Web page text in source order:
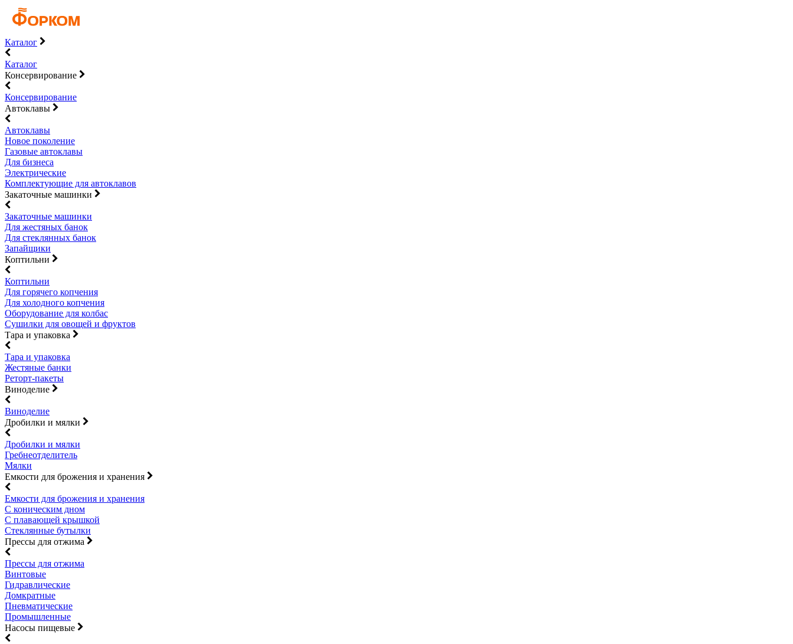
Каталог
Каталог
Консервирование
Консервирование
Автоклавы
Автоклавы
Новое поколение
Газовые автоклавы
Для бизнеса
Электрические
Комплектующие для автоклавов
Закаточные машинки
Закаточные машинки
Для жестяных банок
Для стеклянных банок
Запайщики
Коптильни
Коптильни
Для горячего копчения
Для холодного копчения
Оборудование для колбас
Сушилки для овощей и фруктов
Тара и упаковка
Тара и упаковка
Жестяные банки
Реторт-пакеты
Виноделие
Виноделие
Дробилки и мялки
Дробилки и мялки
Гребнеотделитель
Мялки
Емкости для брожения и хранения
Емкости для брожения и хранения
С коническим дном
С плавающей крышкой
Стеклянные бутылки
Прессы для отжима
Прессы для отжима
Винтовые
Гидравлические
Домкратные
Пневматические
Промышленные
Насосы пищевые